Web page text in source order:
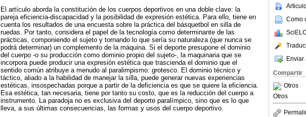
Como
Enviar
Compartir
Otros
Otros
El artículo aborda la constitución de los cuerpos deportivos en una doble clave: la
pareja eficiencia-discapacidad y la posibilidad de expresión estética. Para ello, tiene en
cuenta los resultados de una encuesta sobre la práctica del básquetbol en silla de
ruedas. Por tanto, considera el papel de la tecnología como determinante de las
prácticas, componiendo el sujeto y tornando lo que sería su naturaleza (que nunca se
podrá determinar) un complemento de la máquina. Si el deporte presupone el dominio
del cuerpo -o su producción como dominio propio del sujeto-, la maquinaria que se
incorpora puede producir una expresión estética que trascienda el dominio que el
sentido común atribuye a menudo al paralimpismo: grotesco. El dominio técnico y
táctico, aliado a la habilidad de manejar la silla, puede generar nuevas experiencias
estéticas, insospechadas porque a partir de la deficiencia es que se quiere la eficiencia.
Esa estética, tan necesaria, tiene por tanto su costo, que es la reducción del cuerpo a
instrumento. La paradoja no es exclusiva del deporte paralímpico, sino que es lo que
lleva, a sus últimas consecuencias, las formas y usos del cuerpo deportivo.